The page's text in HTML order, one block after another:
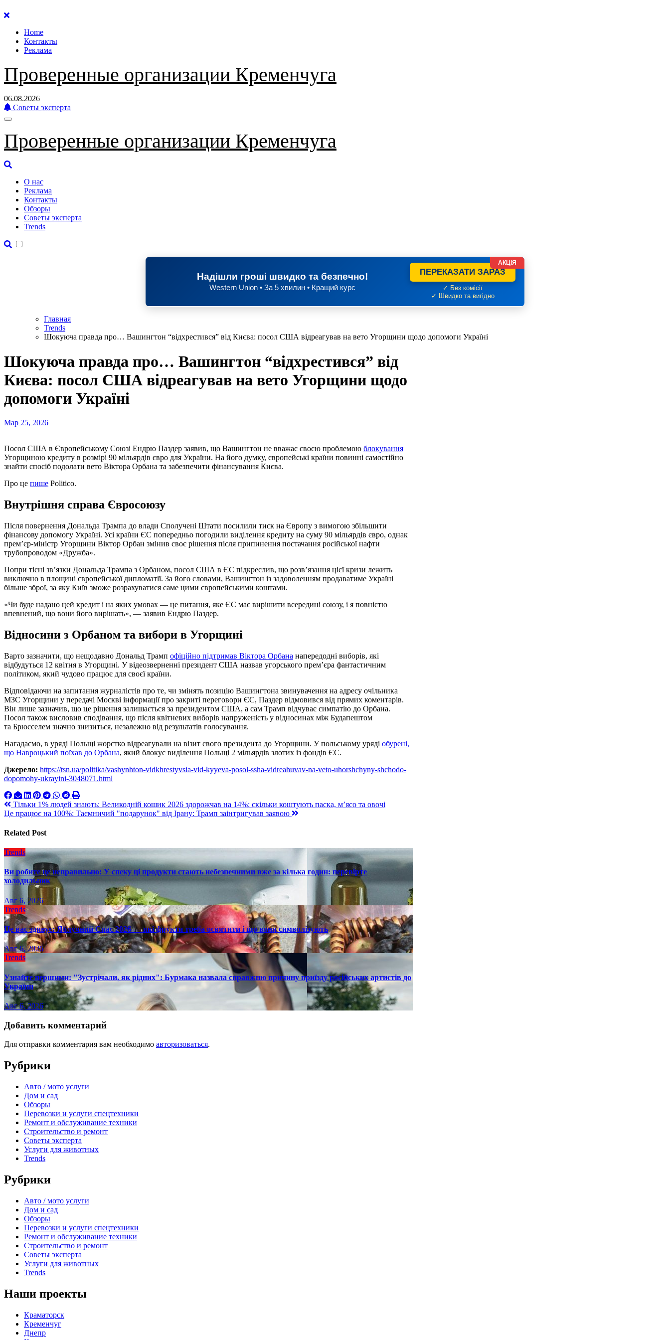
Перейти
содержанию
Home
Контакты
Реклама
Проверенные организации Кременчуга
06.08.2026
Советы эксперта
Проверенные организации Кременчуга
О нас
Реклама
Контакты
Обзоры
Советы эксперта
Trends
Надішли гроші швидко та безпечно!
Western Union • За 5 хвилин • Кращий курс
ПЕРЕКАЗАТИ ЗАРАЗ
✓ Без комісії
✓ Швидко та вигідно
АКЦІЯ
Главная
Trends
Шокуюча правда про… Вашингтон “відхрестився” від Києва: посол США відреагував на вето Угорщини щодо допомоги Україні
Шокуюча правда про… Вашингтон “відхрестився” від
Києва: посол США відреагував на вето Угорщини щодо
допомоги Україні
Мар 25, 2026
Посол США в Європейському Союзі Ендрю Паздер заявив, що Вашингтон не вважає своєю проблемою блокування
Угорщиною кредиту в розмірі 90 мільярдів євро для України. На його думку, європейські країни повинні самостійно
знайти спосіб подолати вето Віктора Орбана та забезпечити фінансування Києва.
Про це пише Politico.
Внутрішня справа Євросоюзу
Після повернення Дональда Трампа до влади Сполучені Штати посилили тиск на Європу з вимогою збільшити
фінансову допомогу Україні. Усі країни ЄС попередньо погодили виділення кредиту на суму 90 мільярдів євро, однак
прем’єр-міністр Угорщини Віктор Орбан змінив своє рішення після припинення постачання російської нафти
трубопроводом «Дружба».
Попри тісні зв’язки Дональда Трампа з Орбаном, посол США в ЄС підкреслив, що розв’язання цієї кризи лежить
виключно в площині європейської дипломатії. За його словами, Вашингтон із задоволенням продаватиме Україні
більше зброї, за яку Київ зможе розрахуватися саме цими європейськими коштами.
«Чи буде надано цей кредит і на яких умовах — це питання, яке ЄС має вирішити всередині союзу, і я повністю
впевнений, що вони його вирішать», — заявив Ендрю Паздер.
Відносини з Орбаном та вибори в Угорщині
Варто зазначити, що нещодавно Дональд Трамп офіційно підтримав Віктора Орбана напередодні виборів, які
відбудуться 12 квітня в Угорщині. У відеозверненні президент США назвав угорського прем’єра фантастичним
політиком, який чудово працює для своєї країни.
Відповідаючи на запитання журналістів про те, чи змінять позицію Вашингтона звинувачення на адресу очільника
МЗС Угорщини у передачі Москві інформації про закриті переговори ЄС, Паздер відмовився від прямих коментарів.
Він лише зазначив, що це рішення залишається за президентом США, а сам Трамп відчуває симпатію до Орбана.
Посол також висловив сподівання, що після квітневих виборів напруженість у відносинах між Будапештом
та Брюсселем значно знизиться, незалежно від результатів голосування.
Нагадаємо, в уряді Польщі жорстко відреагували на візит свого президента до Угорщини. У польському уряді обурені,
що Навроцький поїхав до Орбана, який блокує виділення Польщі 2 мільярдів злотих із фондів ЄС.
Джерело: https://tsn.ua/politika/vashynhton-vidkhrestyvsia-vid-kyyeva-posol-ssha-vidreahuvav-na-veto-uhorshchyny-shchodo-
dopomohy-ukrayini-3048071.html
Навигация
по
записям
Тільки 1% людей знають: Великодній кошик 2026 здорожчав на 14%: скільки коштують паска, м’ясо та овочі
Це працює на 100%: Таємничий "подарунок" від Ірану: Трамп заінтригував заявою
Related Post
Trends
Ви робите це неправильно: У спеку ці продукти стають небезпечними вже за кілька годин: перевірте
холодильник
Авг 6, 2026
Trends
Це вас здивує: Яблучний Спас 2026 — які фрукти треба освятити і що вони символізують
Авг 6, 2026
Trends
Узнайте першими: "Зустрічали, як рідних": Бурмака назвала справжню причину приїзду російських артистів до
України
Авг 6, 2026
Добавить комментарий
Для отправки комментария вам необходимо авторизоваться.
Рубрики
Авто / мото услуги
Дом и сад
Обзоры
Перевозки и услуги спецтехники
Ремонт и обслуживание техники
Строительство и ремонт
Советы эксперта
Услуги для животных
Trends
Рубрики
Авто / мото услуги
Дом и сад
Обзоры
Перевозки и услуги спецтехники
Ремонт и обслуживание техники
Строительство и ремонт
Советы эксперта
Услуги для животных
Trends
Наши проекты
Краматорск
Кременчуг
Днепр